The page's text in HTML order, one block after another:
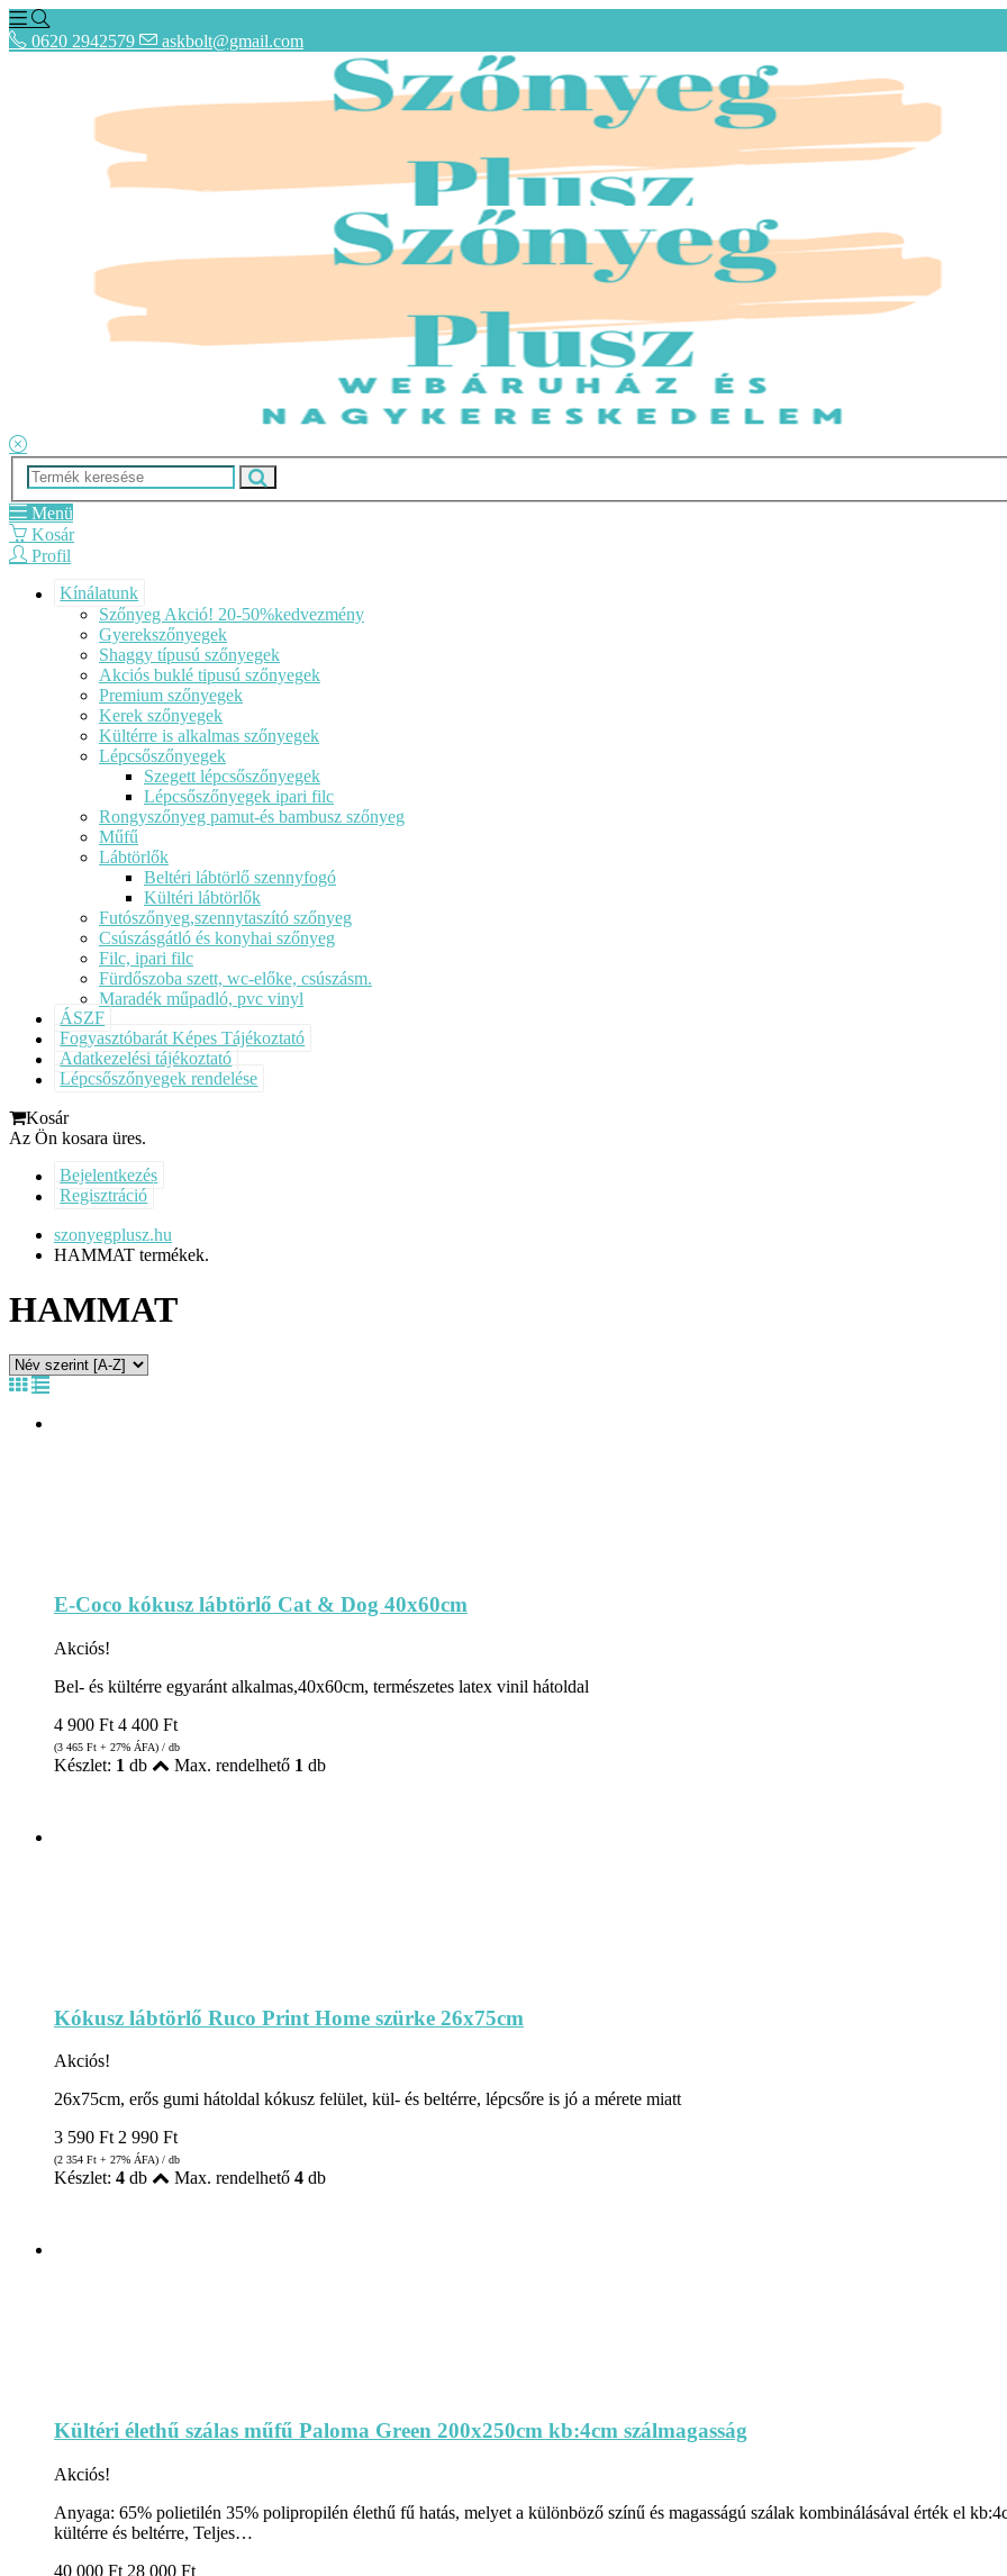
0620 2942579 askbolt@gmail.com
Fogyasztóbarát Képes Tájékoztató
Adatkezelési tájékoztató
askbolt@gmail.com
Menü
Kosár
Profil
Kínálatunk
Szőnyeg Akció! 20-50%kedvezmény
Gyerekszőnyegek
Shaggy típusú szőnyegek
Akciós buklé tipusú szőnyegek
Premium szőnyegek
Kerek szőnyegek
Kültérre is alkalmas szőnyegek
Lépcsőszőnyegek
Szegett lépcsőszőnyegek
Lépcsőszőnyegek ipari filc
Rongyszőnyeg pamut-és bambusz szőnyeg
Műfű
Lábtörlők
Beltéri lábtörlő szennyfogó
Kültéri lábtörlők
Futószőnyeg,szennytaszító szőnyeg
Csúszásgátló és konyhai szőnyeg
Filc, ipari filc
Fürdőszoba szett, wc-előke, csúszásm.
Maradék műpadló, pvc vinyl
ÁSZF
Fogyasztóbarát Képes Tájékoztató
Adatkezelési tájékoztató
Lépcsőszőnyegek rendelése
Kosár
Az Ön kosara üres.
Bejelentkezés
Regisztráció
szonyegplusz.hu
HAMMAT termékek.
HAMMAT
E-Coco kókusz lábtörlő Cat & Dog 40x60cm
Akciós!
Bel- és kültérre egyaránt alkalmas,40x60cm, természetes latex vinil hátoldal
4 900 Ft 4 400 Ft
(3 465 Ft + 27% ÁFA) / db
Készlet: 1 db Max. rendelhető 1 db
Kókusz lábtörlő Ruco Print Home szürke 26x75cm
Akciós!
26x75cm, erős gumi hátoldal kókusz felület, kül- és beltérre, lépcsőre is jó a mérete miatt
3 590 Ft 2 990 Ft
(2 354 Ft + 27% ÁFA) / db
Készlet: 4 db Max. rendelhető 4 db
Kültéri élethű szálas műfű Paloma Green 200x250cm kb:4cm szálmagasság
Akciós!
Anyaga: 65% polietilén 35% polipropilén élethű fű hatás, melyet a különböző színű és magasságú szálak kombinálásával érték el
kültérre és beltérre, Teljes…
40 000 Ft 28 000 Ft